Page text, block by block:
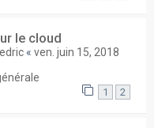
le cloud
« ven. juin 15, 2018
1 2